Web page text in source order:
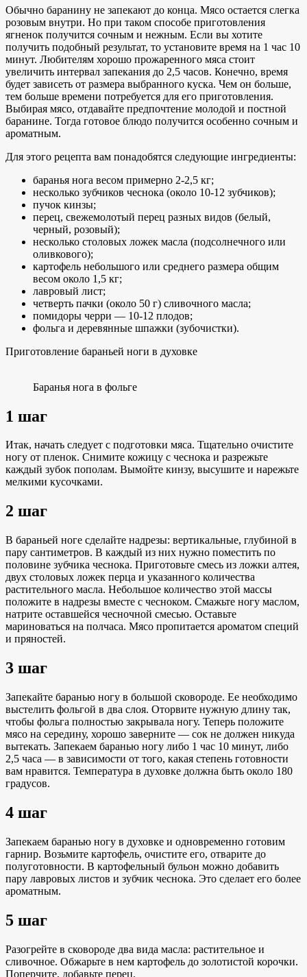
Обычно баранину не запекают до конца. Мясо остается слегка
розовым внутри. Но при таком способе приготовления
ягненок получится сочным и нежным. Если вы хотите
получить подобный результат, то установите время на 1 час 10
минут. Любителям хорошо прожаренного мяса стоит
увеличить интервал запекания до 2,5 часов. Конечно, время
будет зависеть от размера выбранного куска. Чем он больше,
тем больше времени потребуется для его приготовления.
Выбирая мясо, отдавайте предпочтение молодой и постной
баранине. Тогда готовое блюдо получится особенно сочным и
ароматным.
Для этого рецепта вам понадобятся следующие ингредиенты:
баранья нога весом примерно 2-2,5 кг;
несколько зубчиков чеснока (около 10-12 зубчиков);
пучок кинзы;
перец, свежемолотый перец разных видов (белый,
черный, розовый);
несколько столовых ложек масла (подсолнечного или
оливкового);
картофель небольшого или среднего размера общим
весом около 1,5 кг;
лавровый лист;
четверть пачки (около 50 г) сливочного масла;
помидоры черри — 10-12 плодов;
фольга и деревянные шпажки (зубочистки).
Приготовление бараньей ноги в духовке
Баранья нога в фольге
1 шаг
Итак, начать следует с подготовки мяса. Тщательно очистите
ногу от пленок. Снимите кожицу с чеснока и разрежьте
каждый зубок пополам. Вымойте кинзу, высушите и нарежьте
мелкими кусочками.
2 шаг
В бараньей ноге сделайте надрезы: вертикальные, глубиной в
пару сантиметров. В каждый из них нужно поместить по
половине зубчика чеснока. Приготовьте смесь из ложки алтея,
двух столовых ложек перца и указанного количества
растительного масла. Небольшое количество этой массы
положите в надрезы вместе с чесноком. Смажьте ногу маслом,
натрите оставшейся чесночной смесью. Оставьте
мариноваться на полчаса. Мясо пропитается ароматом специй
и пряностей.
3 шаг
Запекайте баранью ногу в большой сковороде. Ее необходимо
выстелить фольгой в два слоя. Оторвите нужную длину так,
чтобы фольга полностью закрывала ногу. Теперь положите
мясо на середину, хорошо заверните — сок не должен никуда
вытекать. Запекаем баранью ногу либо 1 час 10 минут, либо
2,5 часа — в зависимости от того, какая степень готовности
вам нравится. Температура в духовке должна быть около 180
градусов.
4 шаг
Запекаем баранью ногу в духовке и одновременно готовим
гарнир. Возьмите картофель, очистите его, отварите до
полуготовности. В картофельный бульон можно добавить
пару лавровых листов и зубчик чеснока. Это сделает его более
ароматным.
5 шаг
Разогрейте в сковороде два вида масла: растительное и
сливочное. Обжарьте в нем картофель до золотистой корочки.
Поперчите, добавьте перец.